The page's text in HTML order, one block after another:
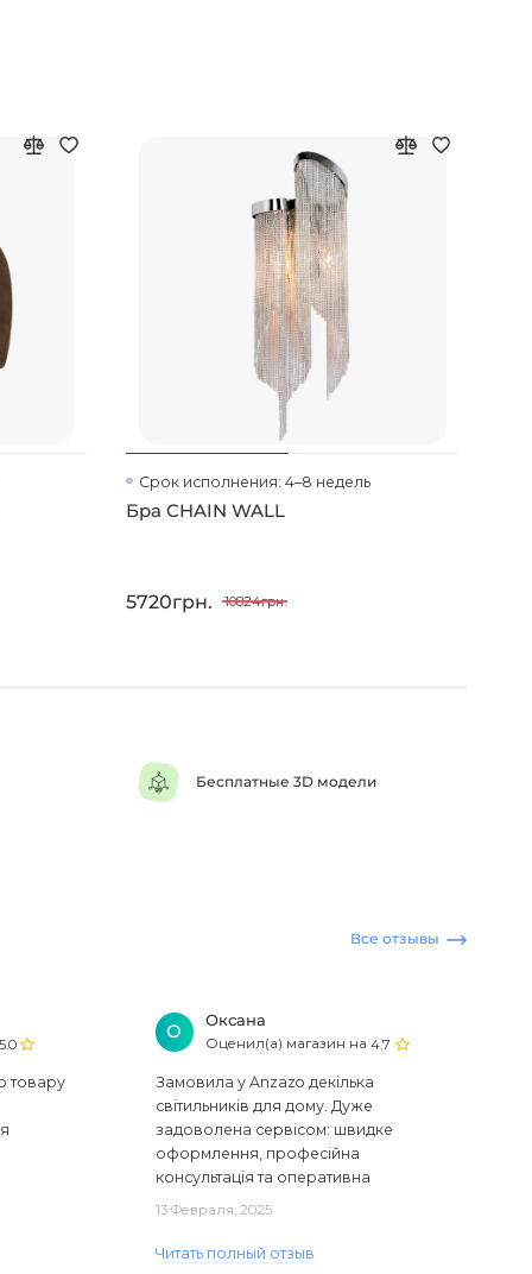
Срок исполнения: 4–8 недель
Бра CHAIN WALL
5720грн. 10824грн.
Бесплатные 3D модели
Все отзывы
5.0
товару
О
Оксана
Оценил(а) магазин на4.7
Замовила у Anzazo декілька
світильників для дому. Дуже
задоволена сервісом: швидке
оформлення, професійна
консультація та оперативна
13 Февраля, 2025
Читать полный отзыв